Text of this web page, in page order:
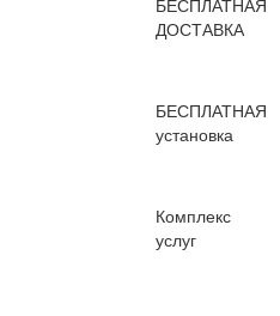
БЕСПЛАТНАЯ
ДОСТАВКА
БЕСПЛАТНАЯ
установка
Комплекс
услуг